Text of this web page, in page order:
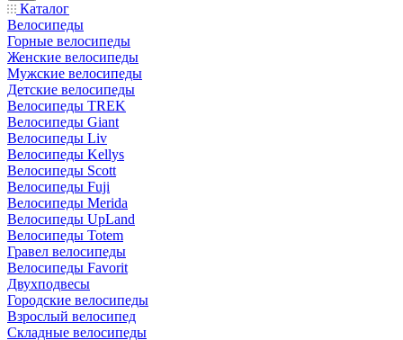
Каталог
Велосипеды
Горные велосипеды
Женские велосипеды
Мужские велосипеды
Детские велосипеды
Велосипеды TREK
Велосипеды Giant
Велосипеды Liv
Велосипеды Kellys
Велосипеды Scott
Велосипеды Fuji
Велосипеды Merida
Велосипеды UpLand
Велосипеды Totem
Гравел велосипеды
Велосипеды Favorit
Двухподвесы
Городские велосипеды
Взрослый велосипед
Складные велосипеды